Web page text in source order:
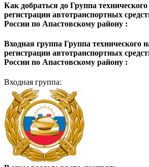
Как добраться до Группа
регистрации автотранспортных
России по Апастовскому району :
Входная группа Группа технического
регистрации автотранспортных
России по Апастовскому району :
Входная группа: